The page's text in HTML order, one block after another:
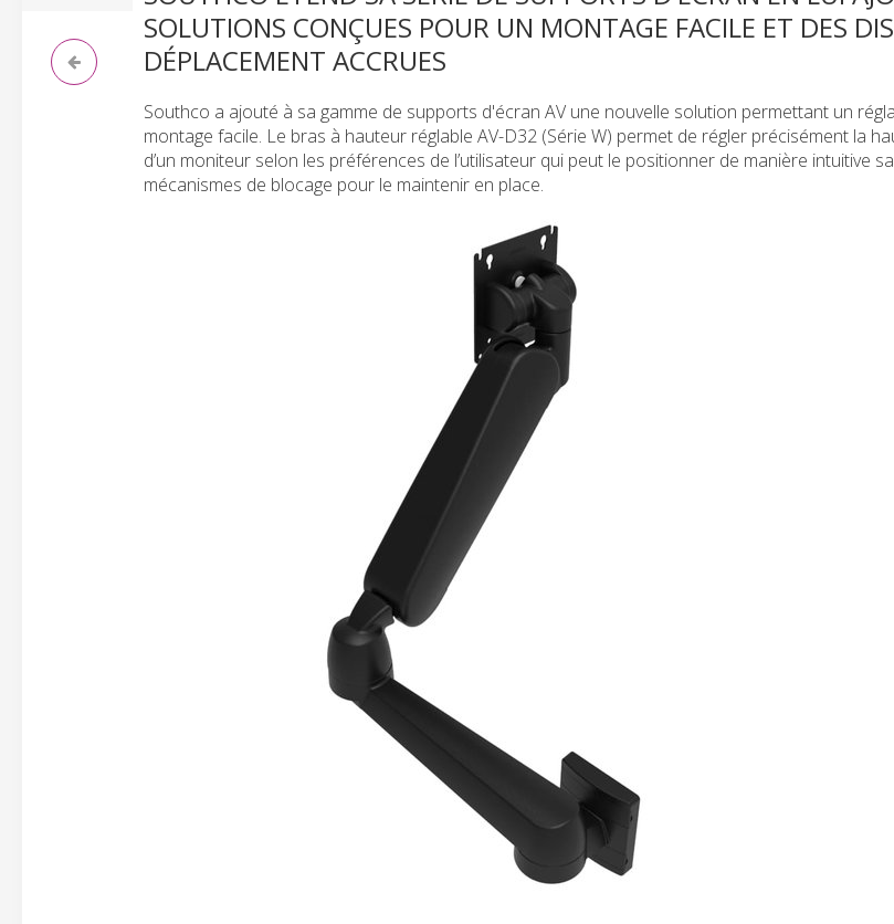
SOLUTIONS CONÇUES POUR UN MONTAGE FACILE ET DES
DÉPLACEMENT ACCRUES
Southco a ajouté à sa gamme de supports d'écran AV une nouvelle solution permettant un
montage facile. Le bras à hauteur réglable AV-D32 (Série W) permet de régler précisément la
d’un moniteur selon les préférences de l’utilisateur qui peut le positionner de manière intuitive
mécanismes de blocage pour le maintenir en place.